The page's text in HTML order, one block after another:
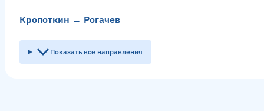
Утро 09:00 09:30 День
Геленджик → Кропоткин3 рейсa в день
Кропоткин → Рогачев
Показать все направления